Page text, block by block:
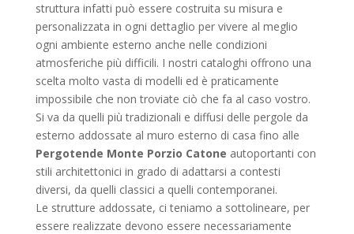
struttura infatti può essere costruita su misura e
personalizzata in ogni dettaglio per vivere al meglio
ogni ambiente esterno anche nelle condizioni
atmosferiche più difficili. I nostri cataloghi offrono una
scelta molto vasta di modelli ed è praticamente
impossibile che non troviate ciò che fa al caso vostro.
Si va da quelli più tradizionali e diffusi delle pergole da
esterno addossate al muro esterno di casa fino alle
Pergotende Monte Porzio Catone autoportanti con
stili architettonici in grado di adattarsi a contesti
diversi, da quelli classici a quelli contemporanei.
Le strutture addossate, ci teniamo a sottolineare, per
essere realizzate devono essere necessariamente